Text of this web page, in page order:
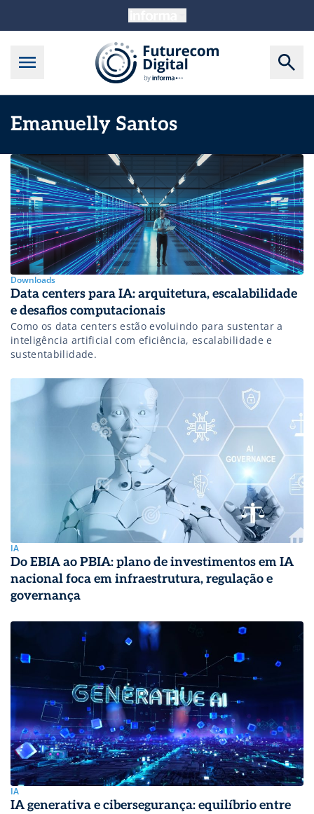
Emanuelly Santos
Downloads
Data centers para IA: arquitetura, escalabilidade
e desafios computacionais
Como os data centers estão evoluindo para sustentar a
inteligência artificial com eficiência, escalabilidade e
sustentabilidade.
IA
Do EBIA ao PBIA: plano de investimentos em IA
nacional foca em infraestrutura, regulação e
governança
IA
IA generativa e cibersegurança: equilíbrio entre